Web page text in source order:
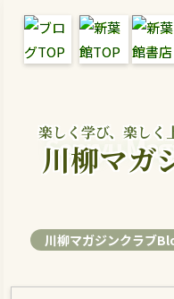
楽しく学び、楽しく
Senryu
川柳マガ
川柳マガジンクラブ